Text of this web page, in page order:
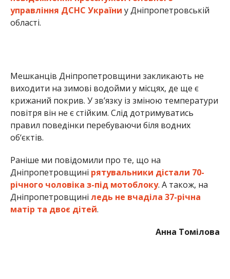
Раніше ми повідомили про те, що на
Дніпропетровщині
Анна Томілова